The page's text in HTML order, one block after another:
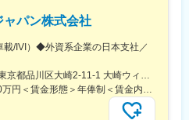
／産休育休取得率100％(男性育休実績
ラム」講師あり670講座、一人学習
援制度」資格取得支援260資格
業務
パン株式会社
載/IVI）◆外資系企業の日本支社／
＜勤務地詳細＞本社住所：東京都品川区大崎2-11-1 大崎ウィズタワー9F勤務地最寄駅：JR線／大崎駅受動喫煙対策：屋内全面禁煙変更の範囲：会社の定める事業所
＜予定年収＞500万円～700万円＜賃金形態＞年俸制＜賃金内訳＞年額（基本給）：3,571,424円～4,571,424円固定残業手当/月：100,000円（固定残業時間40時間0分/月）超過した時間外労働の残業手当は追加支給＜月額＞397,618円～480,952円（12分割）（一律手当を含む）＜昇給有無＞有＜残業手当＞有＜給与補足＞■年収構成：基本給＋残業手当■時間外労働：月平均２０時間程賃金はあくまでも目安の金額であり、選考を通じて上下する可能性があります。月給(月額)は固定手当を含めた表記です。